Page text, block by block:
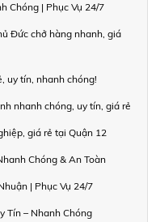
Chóng | Phục Vụ 24/7
Đức chở hàng nhanh, giá
uy tín, nhanh chóng!
nhanh chóng, uy tín, giá rẻ
giá rẻ tại Quận 12
Chóng & An Toàn
| Phục Vụ 24/7
Tín – Nhanh Chóng